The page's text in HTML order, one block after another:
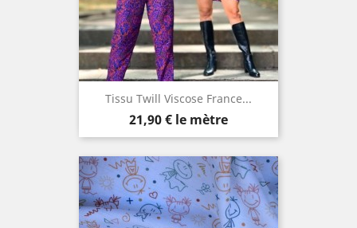
Tissu Twill Viscose France...
Prix
21,90 € le mètre